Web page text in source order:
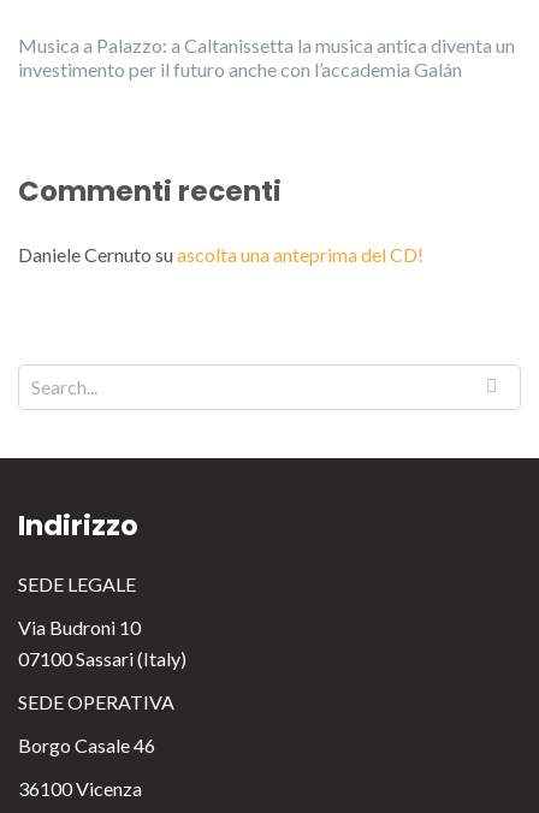
Musica a Palazzo: a Caltanissetta la musica antica diventa un
investimento per il futuro anche con l’accademia Galán
Commenti recenti
Daniele Cernuto suascolta una anteprima del CD!
Indirizzo
SEDE LEGALE
Via Budroni 10
07100 Sassari (Italy)
SEDE OPERATIVA
Borgo Casale 46
36100 Vicenza